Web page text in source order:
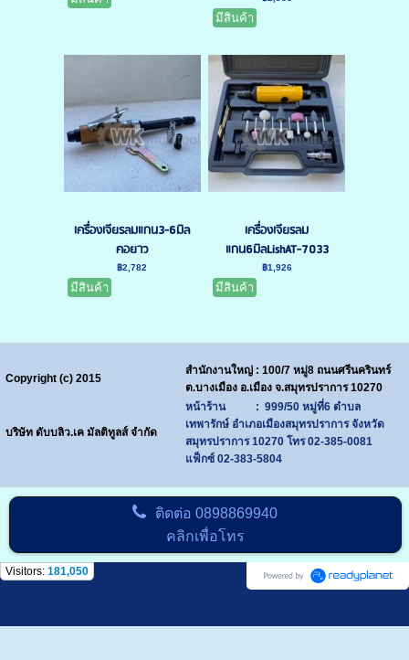
มีสินค้า
เครื่องเจียรลมแกน3-6มิล
คอยาว
฿2,782
มีสินค้า
เครื่องเจียรลม
แกน6มิลLishAT-7033
฿1,926
มีสินค้า
Copyright (c) 2015
สำนักงานใหญ่ : 100/7 หมู่8 ถนนศรีนครินทร์
ต.บางเมือง อ.เมือง จ.สมุทรปราการ 10270
บริษัท ดับบลิว.เค มัลติทูลส์ จำกัด
หน้าร้าน : 999/50 หมู่ที่6 ตำบล
เทพารักษ์ อำเภอเมืองสมุทรปราการ จังหวัด
สมุทรปราการ 10270 โทร02-385-0081
แฟ็กซ์ 02-383-5804
ติดต่อ0898869940
คลิกเพื่อโทร
Visitors: 181,050